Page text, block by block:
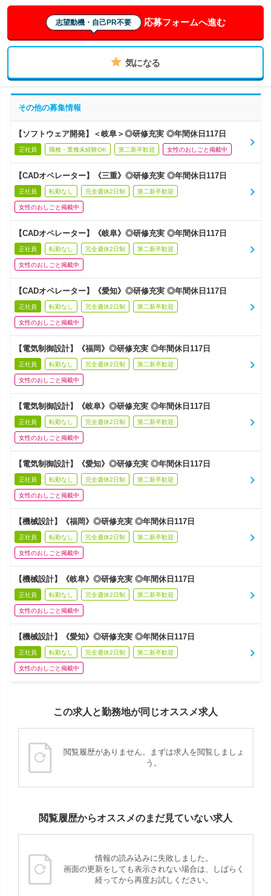
志望動機・自己PR不要 応募フォームへ進む
気になる
その他の募集情報
【ソフトウェア開発】＜岐阜＞◎研修充実 ◎年間休日117日
正社員 職種・業種未経験OK 第二新卒歓迎 女性のおしごと掲載中
【CADオペレーター】《三重》◎研修充実 ◎年間休日117日
正社員 転勤なし 完全週休2日制 第二新卒歓迎
女性のおしごと掲載中
【CADオペレーター】《岐阜》◎研修充実 ◎年間休日117日
正社員 転勤なし 完全週休2日制 第二新卒歓迎
女性のおしごと掲載中
【CADオペレーター】《愛知》◎研修充実 ◎年間休日117日
正社員 転勤なし 完全週休2日制 第二新卒歓迎
女性のおしごと掲載中
【電気制御設計】《福岡》◎研修充実 ◎年間休日117日
正社員 転勤なし 完全週休2日制 第二新卒歓迎
女性のおしごと掲載中
【電気制御設計】《岐阜》◎研修充実 ◎年間休日117日
正社員 転勤なし 完全週休2日制 第二新卒歓迎
女性のおしごと掲載中
【電気制御設計】《愛知》◎研修充実 ◎年間休日117日
正社員 転勤なし 完全週休2日制 第二新卒歓迎
女性のおしごと掲載中
【機械設計】《福岡》◎研修充実 ◎年間休日117日
正社員 転勤なし 完全週休2日制 第二新卒歓迎
女性のおしごと掲載中
【機械設計】《岐阜》◎研修充実 ◎年間休日117日
正社員 転勤なし 完全週休2日制 第二新卒歓迎
女性のおしごと掲載中
【機械設計】《愛知》◎研修充実 ◎年間休日117日
正社員 転勤なし 完全週休2日制 第二新卒歓迎
女性のおしごと掲載中
この求人と勤務地が同じオススメ求人
閲覧履歴がありません。まずは求人を閲覧しましょ
う。
閲覧履歴からオススメのまだ見ていない求人
情報の読み込みに失敗しました。
画面の更新をしても表示されない場合は、しばらく
経ってから再度お試しください。